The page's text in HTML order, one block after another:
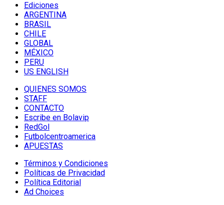
Ediciones
ARGENTINA
BRASIL
CHILE
GLOBAL
MÉXICO
PERU
US ENGLISH
QUIENES SOMOS
STAFF
CONTACTO
Escribe en Bolavip
RedGol
Futbolcentroamerica
APUESTAS
Términos y Condiciones
Políticas de Privacidad
Política Editorial
Ad Choices